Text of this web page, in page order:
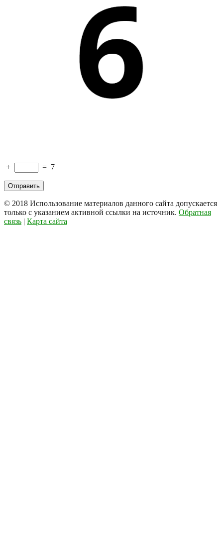
+ = 7
© 2018 Использование материалов данного сайта допускается
только с указанием активной ссылки на источник. Обратная
связь | Карта сайта